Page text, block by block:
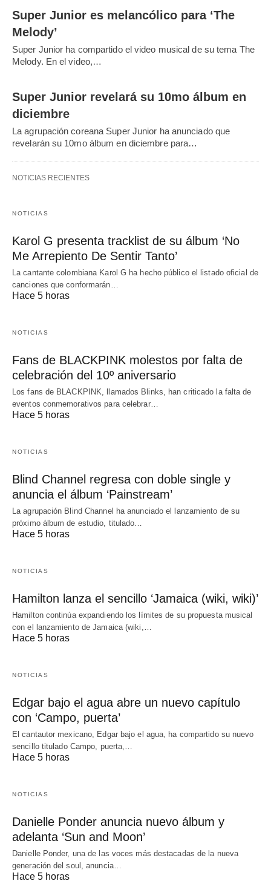
Super Junior es melancólico para ‘The
Melody’
Super Junior ha compartido el video musical de su tema The
Melody. En el video,…
Super Junior revelará su 10mo álbum en
diciembre
La agrupación coreana Super Junior ha anunciado que
revelarán su 10mo álbum en diciembre para…
NOTICIAS RECIENTES
NOTICIAS
Karol G presenta tracklist de su álbum ‘No
Me Arrepiento De Sentir Tanto’
La cantante colombiana Karol G ha hecho público el listado oficial de
canciones que conformarán…
Hace 5 horas
NOTICIAS
Fans de BLACKPINK molestos por falta de
celebración del 10º aniversario
Los fans de BLACKPINK, llamados Blinks, han criticado la falta de
eventos conmemorativos para celebrar…
Hace 5 horas
NOTICIAS
Blind Channel regresa con doble single y
anuncia el álbum ‘Painstream’
La agrupación Blind Channel ha anunciado el lanzamiento de su
próximo álbum de estudio, titulado…
Hace 5 horas
NOTICIAS
Hamilton lanza el sencillo ‘Jamaica (wiki, wiki)’
Hamilton continúa expandiendo los límites de su propuesta musical
con el lanzamiento de Jamaica (wiki,…
Hace 5 horas
NOTICIAS
Edgar bajo el agua abre un nuevo capítulo
con ‘Campo, puerta’
El cantautor mexicano, Edgar bajo el agua, ha compartido su nuevo
sencillo titulado Campo, puerta,…
Hace 5 horas
NOTICIAS
Danielle Ponder anuncia nuevo álbum y
adelanta ‘Sun and Moon’
Danielle Ponder, una de las voces más destacadas de la nueva
generación del soul, anuncia…
Hace 5 horas